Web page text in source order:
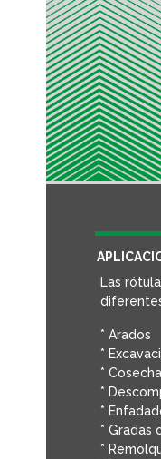
Las
* Arados
*
*
*
*
* Gradas
*